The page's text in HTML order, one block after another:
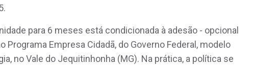
para 6 meses está condicionada à adesão - opcional
Programa Empresa Cidadã, do Governo Federal, modelo
no Vale do Jequitinhonha (MG). Na prática, a política se